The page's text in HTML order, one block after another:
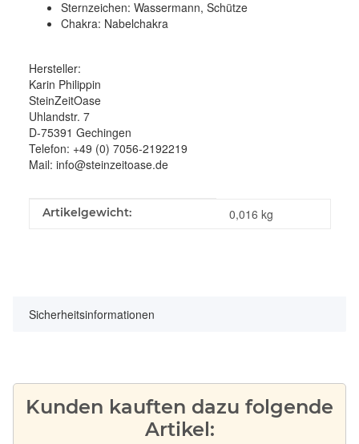
Sternzeichen: Wassermann, Schütze
Chakra: Nabelchakra
Hersteller:
Karin Philippin
SteinZeitOase
Uhlandstr. 7
D-75391 Gechingen
Telefon: +49 (0) 7056-2192219
Mail: info@steinzeitoase.de
Produkteigenschaft
Wert
Artikelgewicht: 0,016 kg
Sicherheitsinformationen
Kunden kauften dazu folgende
Artikel: